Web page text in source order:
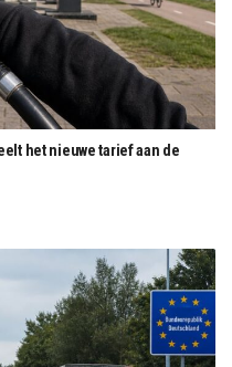
het nieuwe tarief aan de